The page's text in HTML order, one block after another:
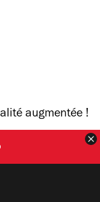
augmentée !